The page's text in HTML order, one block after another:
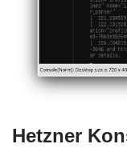
Hetzner